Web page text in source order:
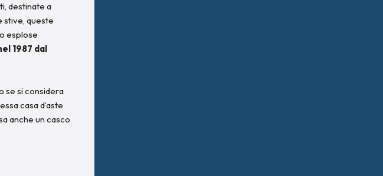
destinate a
stive, queste
esplose
1987 dal
se si considera
casa d’aste
anche un casco